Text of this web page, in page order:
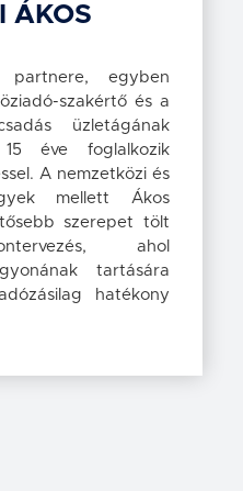
ÁKOS
partnere, egyben
szakértő és a
üzletágának
éve foglalkozik
A nemzetközi és
mellett Ákos
szerepet tölt
ahol
tartására
hatékony